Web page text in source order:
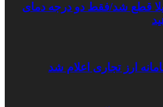
باغ‌ویلا قطع شد/فقط دو درجه دمای
ارز تجاری اعلام شد